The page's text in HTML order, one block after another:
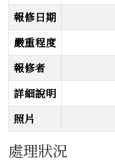
報修日期
嚴重程度
報修者
詳細說明
照片
處理狀況